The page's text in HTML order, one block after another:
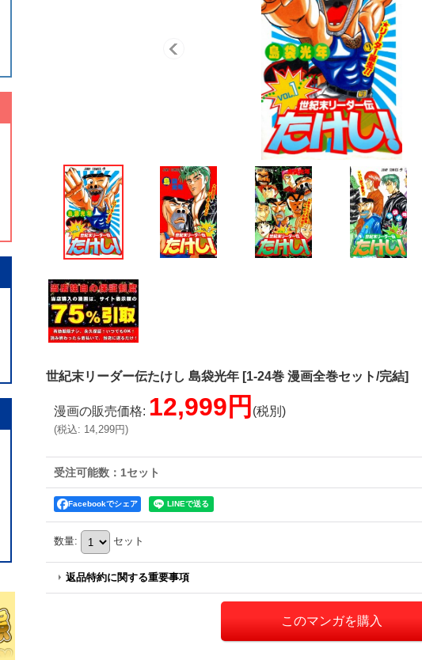
世紀末リーダー伝たけし 島袋光年 [1-24巻 漫画全巻セット/完結]
漫画の販売価格: 12,999円 (税別)
(税込: 14,299円)
受注可能数：1セット
Facebookでシェア
数量: セット
返品特約に関する重要事項